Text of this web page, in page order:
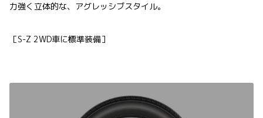
力強く立体的な、アグレッシブスタイル。
［S-Z 2WD車に標準装備］